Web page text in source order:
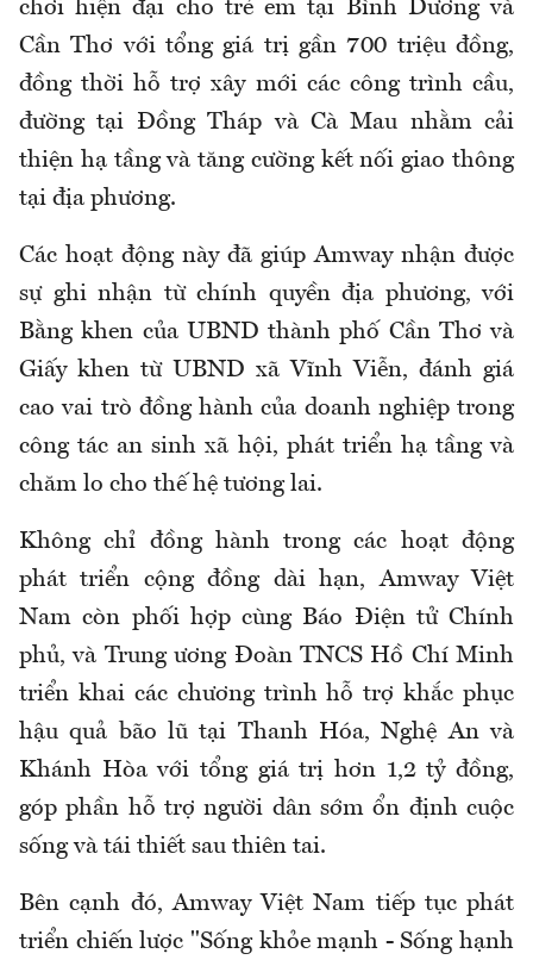
chơi hiện đại cho trẻ em tại Bình Dương và
Cần Thơ với tổng giá trị gần 700 triệu đồng,
đồng thời hỗ trợ xây mới các công trình cầu,
đường tại Đồng Tháp và Cà Mau nhằm cải
thiện hạ tầng và tăng cường kết nối giao thông
tại địa phương.
Các hoạt động này đã giúp Amway nhận được
sự ghi nhận từ chính quyền địa phương, với
Bằng khen của UBND thành phố Cần Thơ và
Giấy khen từ UBND xã Vĩnh Viễn, đánh giá
cao vai trò đồng hành của doanh nghiệp trong
công tác an sinh xã hội, phát triển hạ tầng và
chăm lo cho thế hệ tương lai.
Không chỉ đồng hành trong các hoạt động
phát triển cộng đồng dài hạn, Amway Việt
Nam còn phối hợp cùng Báo Điện tử Chính
phủ, và Trung ương Đoàn TNCS Hồ Chí Minh
triển khai các chương trình hỗ trợ khắc phục
hậu quả bão lũ tại Thanh Hóa, Nghệ An và
Khánh Hòa với tổng giá trị hơn 1,2 tỷ đồng,
góp phần hỗ trợ người dân sớm ổn định cuộc
sống và tái thiết sau thiên tai.
Bên cạnh đó, Amway Việt Nam tiếp tục phát
triển chiến lược "Sống khỏe mạnh - Sống hạnh